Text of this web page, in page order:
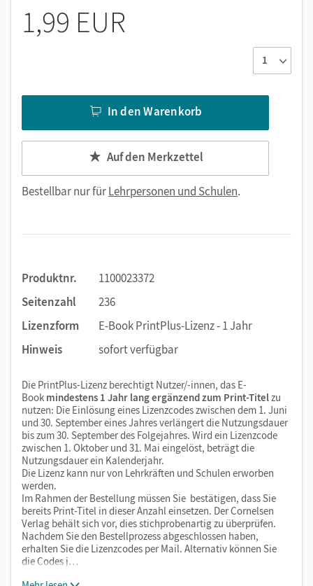
1,99 EUR
In den Warenkorb
Auf den Merkzettel
Bestellbar nur fürLehrpersonen und Schulen.
Produktnr.
1100023372
Seitenzahl
236
Lizenzform
E-Book PrintPlus-Lizenz - 1 Jahr
Hinweis
sofort verfügbar
Die PrintPlus-Lizenz berechtigt Nutzer/-innen, das E-
Book mindestens 1 Jahr lang ergänzend zum Print-Titelzu
nutzen: Die Einlösung eines Lizenzcodes zwischen dem 1. Juni
und 30. September eines Jahres verlängert die Nutzungsdauer
bis zum 30. September des Folgejahres. Wird ein Lizenzcode
zwischen 1. Oktober und 31. Mai eingelöst, beträgt die
Nutzungsdauer ein Kalenderjahr.
Die Lizenz kann nur von Lehrkräften und Schulen erworben
werden.
Im Rahmen der Bestellung müssen Sie bestätigen, dass Sie
bereits Print-Titel in dieser Anzahl einsetzen. Der Cornelsen
Verlag behält sich vor, dies stichprobenartig zu überprüfen.
Nachdem Sie den Bestellprozess abgeschlossen haben,
erhalten Sie die Lizenzcodes per Mail. Alternativ können Sie
die Codes j…